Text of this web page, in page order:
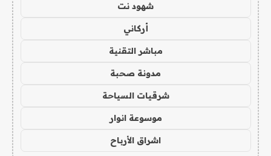
شهود نت
أركاني
مباشر التقنية
مدونة صحبة
شرقيات السياحة
موسوعة انوار
اشراق الأرباح